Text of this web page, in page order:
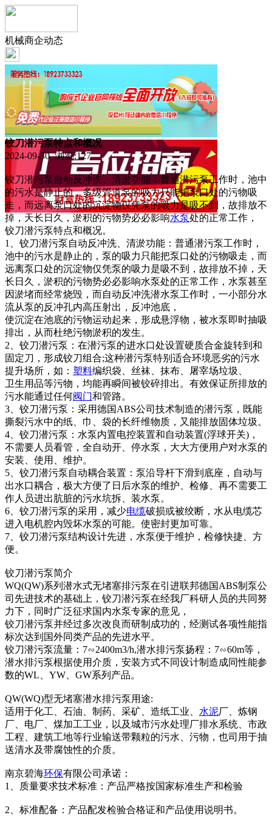
机械商企动态
铰刀潜污泵特点和概况
2024-09-30 浏览:127
铰刀潜污泵自动反冲洗、清淤功能：普通潜污泵工作时，池中
的污水是静止的，多级管道泵的吸力只能把泵口处的污物吸
走，而远离泵口处的沉淀物仅凭泵的吸力是吸不到，故排放不
掉，天长日久，淤积的污物势必必影响水泵处的正常工作，
铰刀潜污泵特点和概况。
1、铰刀潜污泵自动反冲洗、清淤功能：普通潜污泵工作时，
池中的污水是静止的，泵的吸力只能把泵口处的污物吸走，而
远离泵口处的沉淀物仅凭泵的吸力是吸不到，故排放不掉，天
长日久，淤积的污物势必必影响水泵处的正常工作，水泵甚至
因淤堵而经常烧毁，而自动反冲洗潜水泵工作时，一小部分水
流从泵的反冲孔内高压射出，反冲池底，
使沉淀在池底的污物运动起来，形成悬浮物，被水泵即时抽吸
排出，从而杜绝污物淤积的发生。
2、铰刀潜污泵：在潜污泵的进水口处设置硬质合金旋转到和
固定刀，形成铰刀组合;这种潜污泵特别适合环境恶劣的污水
提升场所，如： 塑料编织袋、丝袜、抹布、屠宰场垃圾、
卫生用品等污物，均能再瞬间被铰碎排出。有效保证所排放的
污水能通过任何阀门和管路。
3、铰刀潜污泵：采用德国ABS公司技术制造的潜污泵，既能
撕裂污水中的纸、巾、袋的长纤维物质，又能排放固体垃圾。
4、铰刀潜污泵：水泵内置电控装置和自动装置(浮球开关)，
不需要人员看管，全自动开、停水泵，大大方便用户对水泵的
安装、使用、维护。
5、铰刀潜污泵自动耦合装置：泵沿导杆下滑到底座，自动与
出水口耦合，极大方便了日后水泵的维护、检修、再不需要工
作人员进出肮脏的污水坑拆、装水泵。
6、铰刀潜污泵的采用，减少电缆破损或被绞断，水从电缆芯
进入电机腔内毁坏水泵的可能。使密封更加可靠。
7、铰刀潜污泵结构设计先进，水泵便于维护，检修快捷、方
便。
铰刀潜污泵简介
WQ(QW)系列潜水式无堵塞排污泵在引进联邦德国ABS制泵公
司先进技术的基础上，铰刀潜污泵在经我厂科研人员的共同努
力下，同时广泛征求国内水泵专家的意见，
铰刀潜污泵并经过多次改良而研制成功的，经测试各项性能指
标次达到国外同类产品的先进水平。
铰刀潜污泵流量：7∽2400m3/h,潜水排污泵扬程：7∽60m等，
潜水排污泵根据使用介质，安装方式不同设计制造成同性能参
数的WL、YW、GW系列产品。
QW(WQ)型无堵塞潜水排污泵用途:
适用于化工、石油、制药、采矿、造纸工业、 水泥厂、炼钢
厂、电厂、煤加工工业，以及城市污水处理厂排水系统、市政
工程、建筑工地等行业输送带颗粒的污水、污物，也司用于抽
送清水及带腐蚀性的介质。
南京碧海环保有限公司承诺：
1、质量要求技术标准：产品严格按国家标准生产和检验
2、标准配备：产品配发检验合格证和产品使用说明书。